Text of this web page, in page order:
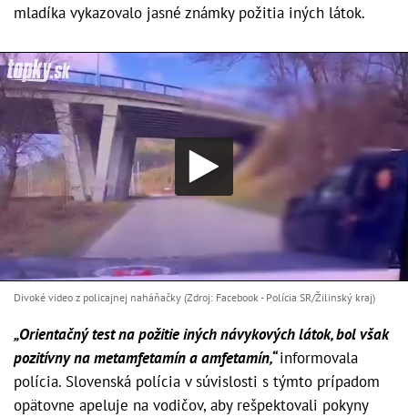
mladíka vykazovalo jasné známky požitia iných látok.
Divoké video z policajnej naháňačky (Zdroj: Facebook - Polícia SR/Žilinský kraj)
„Orientačný test na požitie iných návykových látok, bol však
pozitívny na metamfetamín a amfetamín,“informovala
polícia. Slovenská polícia v súvislosti s týmto prípadom
opätovne apeluje na vodičov, aby rešpektovali pokyny